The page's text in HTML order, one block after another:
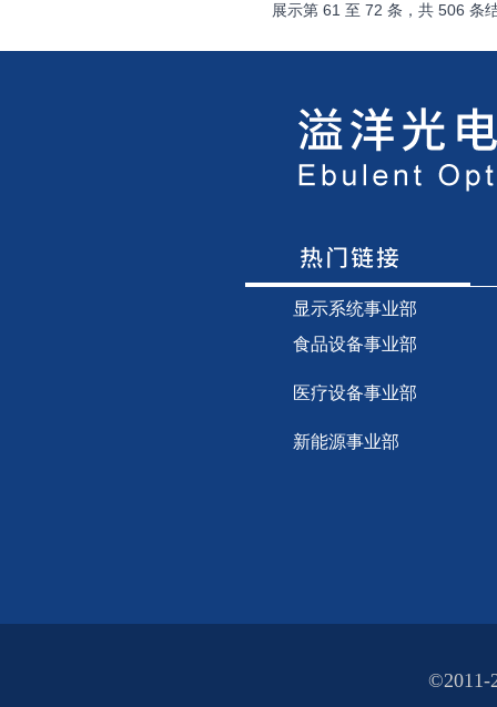
展示第 61 至 72 条，共 506 条
显示系统事业部
食品设备事业部
医疗设备事业部
新能源事业部
©2011-